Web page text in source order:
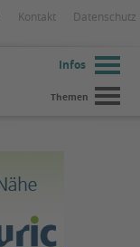
Kontakt
Datenschutz
Infos
Themen